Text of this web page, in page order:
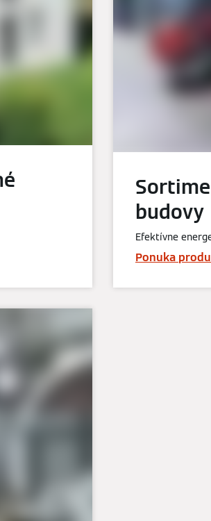
budovy
Efektívne
Ponuka